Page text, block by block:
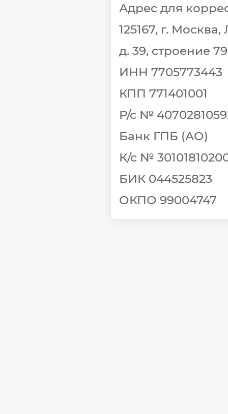
Адрес для
125167, г.
д. 39, строение
ИНН 7705773443
КПП 771401001
Р/с №
Банк ГПБ (АО)
К/с №
БИК 044525823
ОКПО 99004747